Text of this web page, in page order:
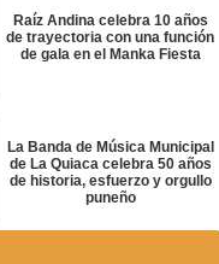
Raíz Andina celebra 10 años
de trayectoria con una función
de gala en el Manka Fiesta
La Banda de Música Municipal
de La Quiaca celebra 50 años
de historia, esfuerzo y orgullo
puneño